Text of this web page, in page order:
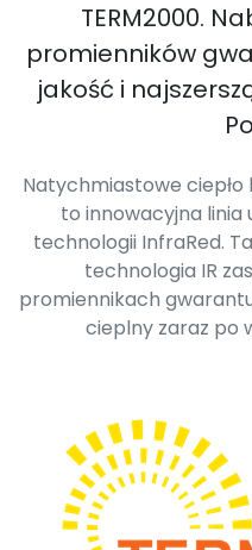
TERM2000.
promienników
jakość i
Natychmiastowe ciepło
to innowacyjna
technologii InfraRed.
technologia IR
promiennikach
cieplny zaraz po